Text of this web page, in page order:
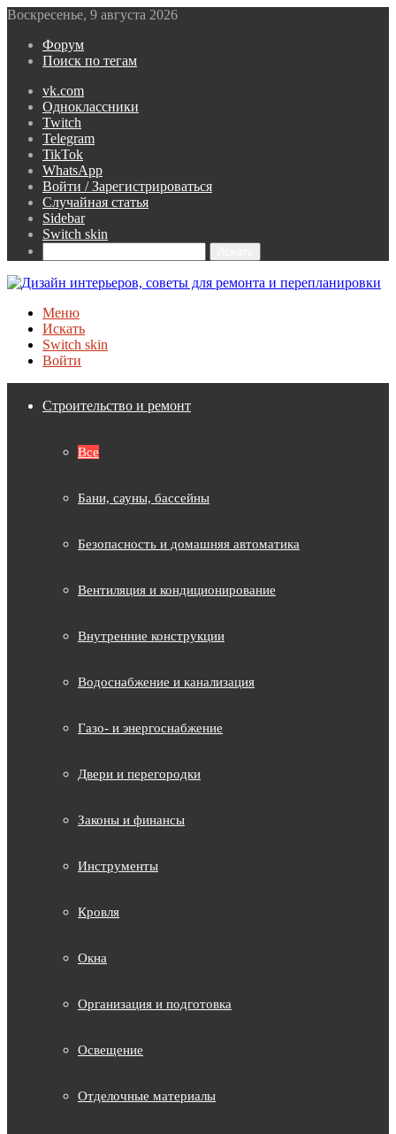
Воскресенье, 9 августа 2026
Форум
Поиск по тегам
vk.com
Одноклассники
Twitch
Telegram
TikTok
WhatsApp
Войти / Зарегистрироваться
Случайная статья
Sidebar
Switch skin
Меню
Искать
Switch skin
Войти
Строительство и ремонт
Все
Бани, сауны, бассейны
Безопасность и домашняя автоматика
Вентиляция и кондиционирование
Внутренние конструкции
Водоснабжение и канализация
Газо- и энергоснабжение
Двери и перегородки
Законы и финансы
Инструменты
Кровля
Окна
Организация и подготовка
Освещение
Отделочные материалы